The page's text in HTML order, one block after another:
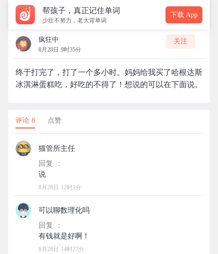
帮孩子，真正记住单词
少壮不努力，老大背单词
下载 App
疯狂中
8月28日 9时35分
关注
终于打完了，打了一个多小时。妈妈给我买了哈根达斯
冰淇淋蛋糕吃，好吃的不得了！想说的可以在下面说。
评论 8 点赞
猫管所主任
回复 ：
8月28日 12时1分
可以聊数理化吗
回复 ：
8月28日 14时27分